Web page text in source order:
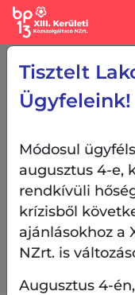
Főoldal/
Árak a
Hétről hétre
Csarnokban
letölthető
hogy kedvenc
mennyibe
Tisztelt
Ügyfeleink!
Módosul
augusztus 4-e,
rendkívüli
krízisből
ajánlásokhoz a
NZrt. is
Augusztus 4-